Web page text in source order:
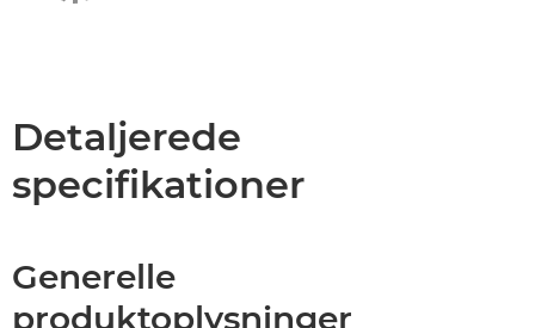
Detaljerede
specifikationer
Generelle
produktoplysninger